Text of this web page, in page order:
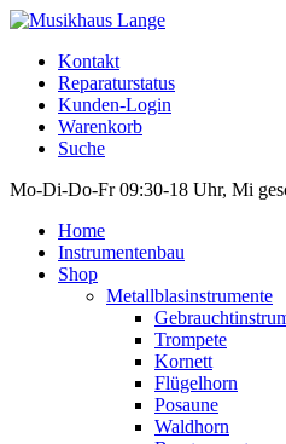
Kontakt
Reparaturstatus
Kunden-Login
Warenkorb
Suche
Mo-Di-Do-Fr 09:30-18 Uhr, Mi
Home
Instrumentenbau
Shop
Metallblasinstrumente
Trompete
Kornett
Flügelhorn
Posaune
Waldhorn